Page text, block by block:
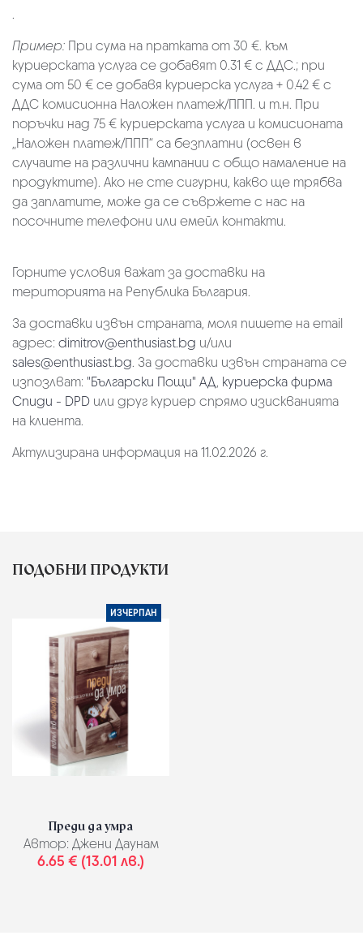
.
Пример: При сума на пратката от 30 €. към
куриерската услуга се добавят 0.31 € с ДДС.; при
сума от 50 € се добавя куриерска услуга + 0.42 € с
ДДС комисионна Наложен платеж/ППП. и т.н. При
поръчки над 75 € куриерската услуга и комисионата
„Наложен платеж/ППП“ са безплатни (освен в
случаите на различни кампании с общо намаление на
продуктите). Ако не сте сигурни, какво ще трябва
да заплатите, може да се съвржете с нас на
посочните телефони или емейл контакти.
Горните условия важат за доставки на
територията на Република България.
За доставки извън страната, моля пишете на email
адрес: dimitrov@enthusiast.bg и/или
sales@enthusiast.bg. За доставки извън страната се
изпозлват: "Български Пощи" АД, куриерска фирма
Спиди - DPD или друг куриер спрямо изискванията
на клиента.
Актулизирана информация на 11.02.2026 г.
ПОДОБНИ ПРОДУКТИ
ИЗЧЕРПАН
Преди да умра
Автор: Джени Даунам
6.65 € (13.01 лв.)